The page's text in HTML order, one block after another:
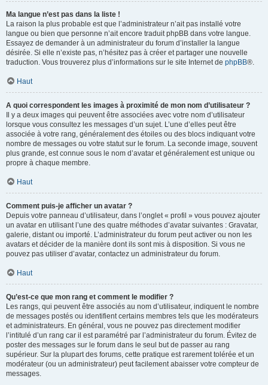
Ma langue n’est pas dans la liste !
La raison la plus probable est que l’administrateur n’ait pas installé votre
langue ou bien que personne n’ait encore traduit phpBB dans votre langue.
Essayez de demander à un administrateur du forum d’installer la langue
désirée. Si elle n’existe pas, n’hésitez pas à créer et partager une nouvelle
traduction. Vous trouverez plus d’informations sur le site Internet de phpBB®.
Haut
A quoi correspondent les images à proximité de mon nom d’utilisateur ?
Il y a deux images qui peuvent être associées avec votre nom d’utilisateur
lorsque vous consultez les messages d’un sujet. L’une d’elles peut être
associée à votre rang, généralement des étoiles ou des blocs indiquant votre
nombre de messages ou votre statut sur le forum. La seconde image, souvent
plus grande, est connue sous le nom d’avatar et généralement est unique ou
propre à chaque membre.
Haut
Comment puis-je afficher un avatar ?
Depuis votre panneau d’utilisateur, dans l’onglet « profil » vous pouvez ajouter
un avatar en utilisant l’une des quatre méthodes d’avatar suivantes : Gravatar,
galerie, distant ou importé. L’administrateur du forum peut activer ou non les
avatars et décider de la manière dont ils sont mis à disposition. Si vous ne
pouvez pas utiliser d’avatar, contactez un administrateur du forum.
Haut
Qu’est-ce que mon rang et comment le modifier ?
Les rangs, qui peuvent être associés au nom d’utilisateur, indiquent le nombre
de messages postés ou identifient certains membres tels que les modérateurs
et administrateurs. En général, vous ne pouvez pas directement modifier
l’intitulé d’un rang car il est paramétré par l’administrateur du forum. Évitez de
poster des messages sur le forum dans le seul but de passer au rang
supérieur. Sur la plupart des forums, cette pratique est rarement tolérée et un
modérateur (ou un administrateur) peut facilement abaisser votre compteur de
messages.